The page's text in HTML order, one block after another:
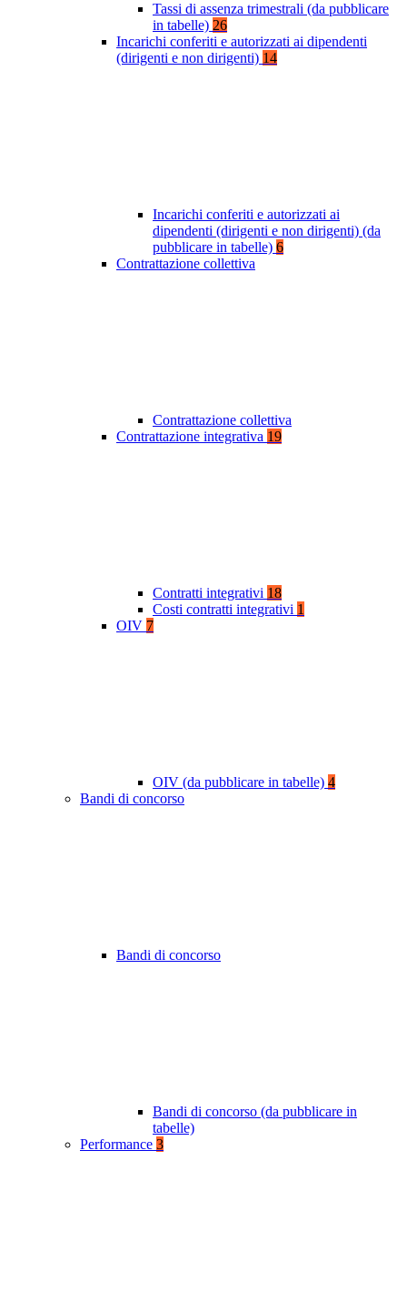
Tassi di assenza trimestrali (da pubblicare
in tabelle) 26
Incarichi conferiti e autorizzati ai dipendenti
(dirigenti e non dirigenti) 14
Incarichi conferiti e autorizzati ai
dipendenti (dirigenti e non dirigenti) (da
pubblicare in tabelle) 6
Contrattazione collettiva
Contrattazione collettiva
Contrattazione integrativa 19
Contratti integrativi 18
Costi contratti integrativi 1
OIV 7
OIV (da pubblicare in tabelle) 4
Bandi di concorso
Bandi di concorso
Bandi di concorso (da pubblicare in
tabelle)
Performance 3